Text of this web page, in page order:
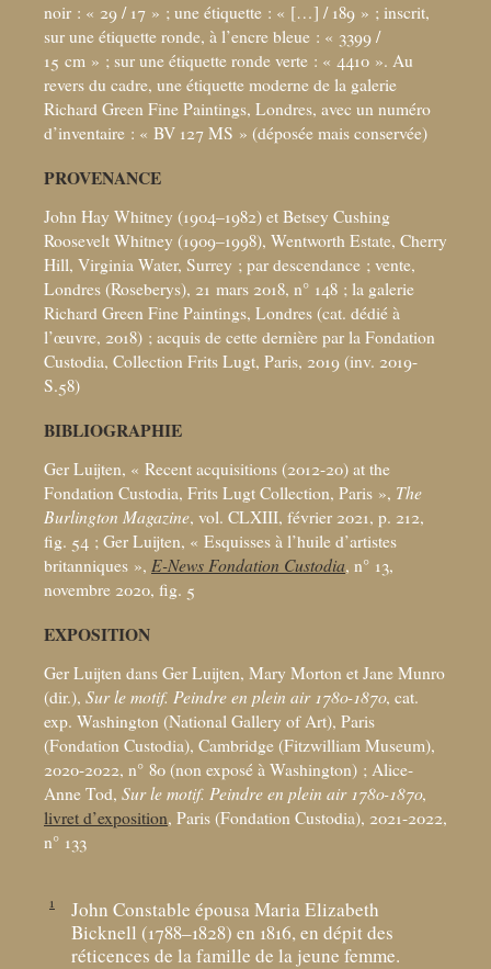
noir : « 29 / 17 » ; une étiquette : « […] / 189 » ; inscrit,
sur une étiquette ronde, à l’encre bleue : « 3399 /
15 cm » ; sur une étiquette ronde verte : « 4410 ». Au
revers du cadre, une étiquette moderne de la galerie
Richard Green Fine Paintings, Londres, avec un numéro
d’inventaire : « BV 127 MS » (déposée mais conservée)
PROVENANCE
John Hay Whitney (1904–1982) et Betsey Cushing
Roosevelt Whitney (1909–1998), Wentworth Estate, Cherry
Hill, Virginia Water, Surrey ; par descendance ; vente,
Londres (Roseberys), 21 mars 2018, n° 148 ; la galerie
Richard Green Fine Paintings, Londres (cat. dédié à
l’œuvre, 2018) ; acquis de cette dernière par la Fondation
Custodia, Collection Frits Lugt, Paris, 2019 (inv. 2019-
S.58)
BIBLIOGRAPHIE
Ger Luijten, « Recent acquisitions (2012-20) at the
Fondation Custodia, Frits Lugt Collection, Paris », The
Burlington Magazine, vol. CLXIII, février 2021, p. 212,
fig. 54 ; Ger Luijten, « Esquisses à l’huile d’artistes
britanniques », E-News Fondation Custodia, n° 13,
novembre 2020, fig. 5
EXPOSITION
Ger Luijten dans Ger Luijten, Mary Morton et Jane Munro
(dir.), Sur le motif. Peindre en plein air 1780-1870, cat.
exp. Washington (National Gallery of Art), Paris
(Fondation Custodia), Cambridge (Fitzwilliam Museum),
2020-2022, n° 80 (non exposé à Washington) ; Alice-
Anne Tod, Sur le motif. Peindre en plein air 1780-1870,
livret d’exposition, Paris (Fondation Custodia), 2021-2022,
n° 133
1
John Constable épousa Maria Elizabeth
Bicknell (1788–1828) en 1816, en dépit des
réticences de la famille de la jeune femme.